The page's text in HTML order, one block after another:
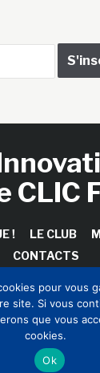
CLIC
! LE CLUB
CONTACTS
Innovation &
Sinapses Conseils
pour vous
site. Si vous
que vous
cookies.
Ok